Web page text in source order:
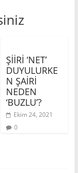
ŞİİRİ ‘NET’
DUYULURKE
N ŞAİRİ
NEDEN
‘BUZLU’?
Ekim 24, 2021
0